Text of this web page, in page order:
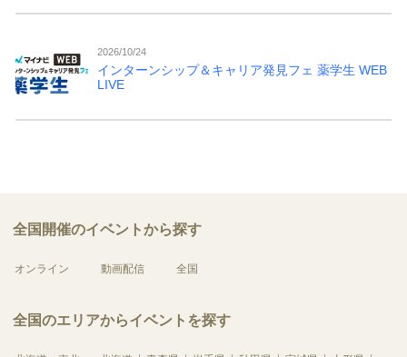
2026/10/24
インターンシップ＆キャリア発見フェ 薬学生 WEB
LIVE
全国開催のイベントから探す
オンライン 動画配信 全国
全国のエリアからイベントを探す